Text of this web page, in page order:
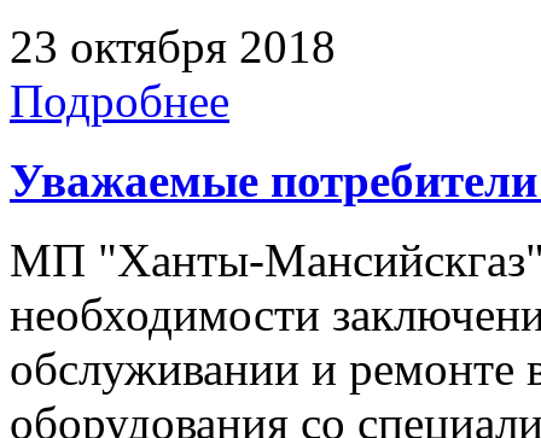
23 октября 2018
Подробнее
Уважаемые потребители
МП "Ханты-
необходимости
обслуживании и ремонте
оборудования со